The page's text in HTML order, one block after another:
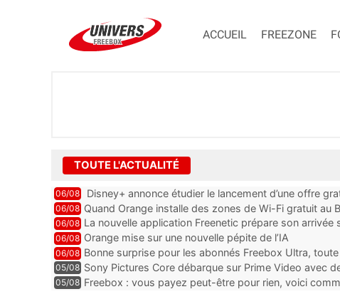
ACCUEIL FREEZONE
TOUTE L'ACTUALITÉ
06/08 Disney+ annonce étudier le lancement d’une offre
06/08 Quand Orange installe des zones de Wi-Fi gratuit au
06/08 La nouvelle application Freenetic prépare son arrivée
abonnés Freebox, testez la
06/08 Orange mise sur une nouvelle pépite de l’IA
06/08 Bonne surprise pour les abonnés Freebox Ultra,
inclus
05/08 Sony Pictures Core débarque sur Prime Video avec
05/08 Freebox : vous payez peut-être pour rien, voici